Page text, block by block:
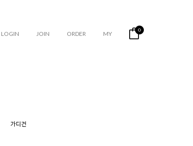
LOGIN JOIN ORDER MY 0
가디건